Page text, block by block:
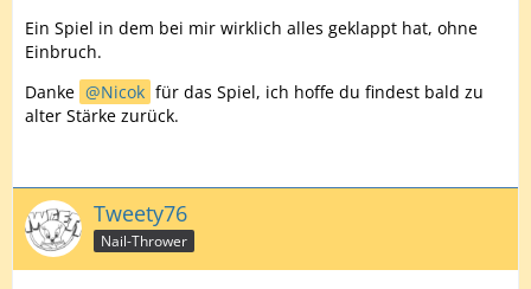
Ein Spiel in dem bei mir wirklich alles geklappt hat, ohne
Einbruch.
Danke
Nicok für das Spiel, ich hoffe du findest bald zu
alter Stärke zurück.
Tweety76
Nail-Thrower